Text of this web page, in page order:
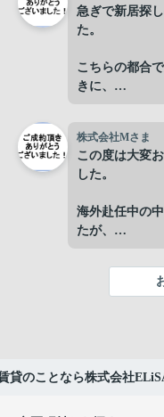
す。
有り難うござい
急ぎで新居探
た。
こちらの都合
きに、
申し訳ないの
ていただくこ
それでも快く
また、ある住
その掲載内容
確認をして連
ました。担当
のでした。
株式会社Mさま
この度は大変
した。
海外赴任中の
たが、
株式会社
対応して下さ
小田垣様にお
本当に有難う
貸のことなら株式会社